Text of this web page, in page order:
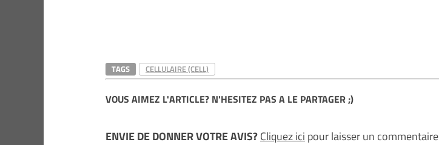
TAGS CELLULAIRE (CELL)
VOUS AIMEZ L'ARTICLE? N'HESITEZ PAS A LE PARTAGER ;)
ENVIE DE DONNER VOTRE AVIS?Cliquez ici pour laisser un commentaire